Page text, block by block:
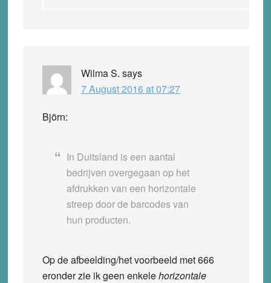
Wilma S. says
7 August 2016 at 07:27
Björn:
In Duitsland is een aantal
bedrijven overgegaan op het
afdrukken van een horizontale
streep door de barcodes van
hun producten.
Op de afbeelding/het voorbeeld met 666
eronder zie ik geen enkelehorizontale